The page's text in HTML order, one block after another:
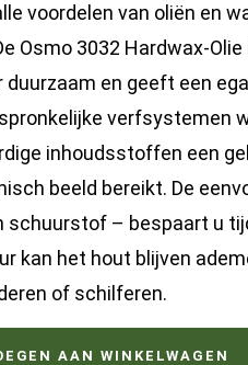
voordelen van oliën en
Osmo 3032 Hardwax-
duurzaam en geeft een
verfsystemen
inhoudsstoffen een
beeld bereikt. De
schuurstof – bespaart u
kan het hout blijven
of schilferen.
AAN WINKELWAGEN